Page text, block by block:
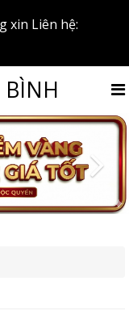
xin Liên hệ:
BÌNH